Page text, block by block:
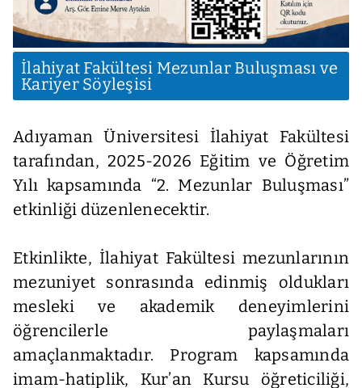
İlahiyat Fakültesi Mezunlar Buluşması ve
Kariyer Söyleşisi
Adıyaman Üniversitesi İlahiyat Fakültesi
tarafından, 2025-2026 Eğitim ve Öğretim
Yılı kapsamında “2. Mezunlar Buluşması”
etkinliği düzenlenecektir.
Etkinlikte, İlahiyat Fakültesi mezunlarının
mezuniyet sonrasında edinmiş oldukları
mesleki ve akademik deneyimlerini
öğrencilerle paylaşmaları
amaçlanmaktadır. Program kapsamında
imam-hatiplik, Kur’an Kursu öğreticiliği,